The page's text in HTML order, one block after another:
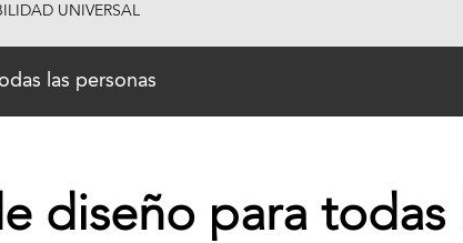
UNIVERSAL
las personas
diseño para todas